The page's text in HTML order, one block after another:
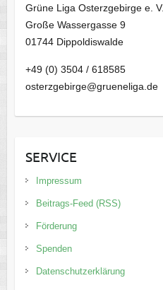
Grüne Liga Osterzgebirge e. V.
Große Wassergasse 9
01744 Dippoldiswalde
+49 (0) 3504 / 618585
osterzgebirge@grueneliga.de
SERVICE
Impressum
Beitrags-Feed (RSS)
Förderung
Spenden
Datenschutzerklärung